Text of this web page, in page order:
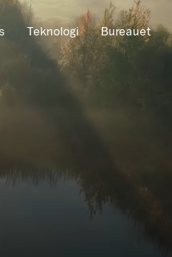
Teknologi Bureauet